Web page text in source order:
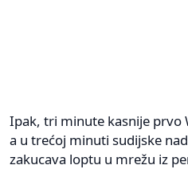
Ipak, tri minute kasnije prvo
a u trećoj minuti sudijske
zakucava loptu u mrežu iz